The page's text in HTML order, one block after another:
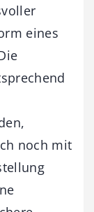
eines
noch mit